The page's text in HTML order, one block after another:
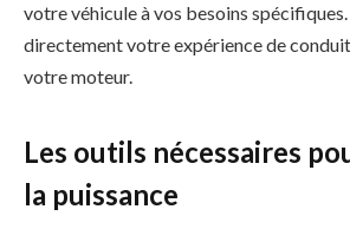
votre véhicule à vos besoins
directement votre expérience de
votre moteur.
Les outils nécessaires
la puissance